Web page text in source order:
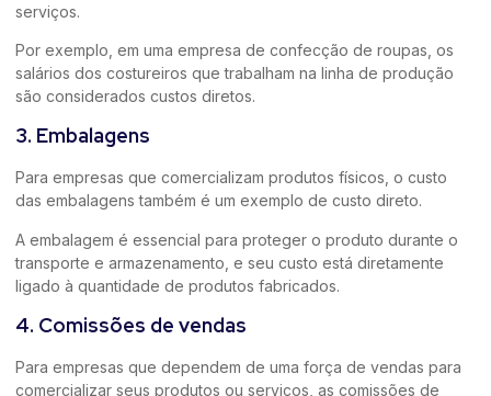
serviços.
Por exemplo, em uma empresa de confecção de roupas, os
salários dos costureiros que trabalham na linha de produção
são considerados custos diretos.
3. Embalagens
Para empresas que comercializam produtos físicos, o custo
das embalagens também é um exemplo de custo direto.
A embalagem é essencial para proteger o produto durante o
transporte e armazenamento, e seu custo está diretamente
ligado à quantidade de produtos fabricados.
4. Comissões de vendas
Para empresas que dependem de uma força de vendas para
comercializar seus produtos ou serviços, as comissões de